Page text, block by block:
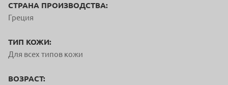
СТРАНА ПРОИЗВОДСТВА:
Греция
ТИП КОЖИ:
Для всех типов кожи
ВОЗРАСТ: